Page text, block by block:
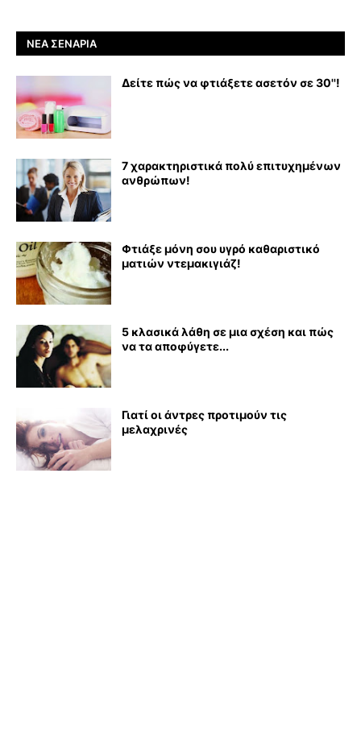
ΝΈΑ ΣΕΝΆΡΙΑ
Δείτε πώς να φτιάξετε ασετόν σε 30''!
7 χαρακτηριστικά πολύ επιτυχημένων
ανθρώπων!
Φτιάξε μόνη σου υγρό καθαριστικό
ματιών ντεμακιγιάζ!
5 κλασικά λάθη σε μια σχέση και πώς
να τα αποφύγετε...
Γιατί οι άντρες προτιμούν τις
μελαχρινές